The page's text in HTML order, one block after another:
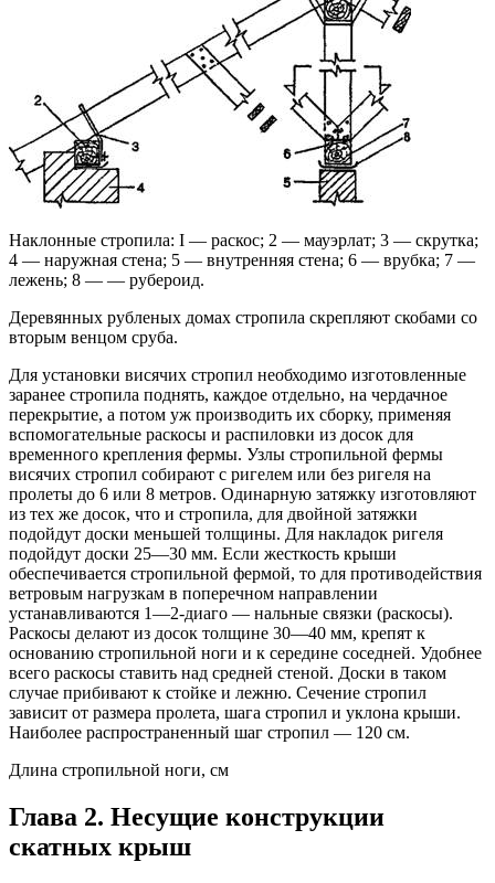
Наклонные стропила: I — раскос; 2 — мауэрлат; 3 — скрутка;
4 — наружная стена; 5 — внутренняя стена; 6 — врубка; 7 —
лежень; 8 — — рубероид.
Деревянных рубленых домах стропила скрепляют скоба­ми со
вторым венцом сруба.
Для установки висячих стропил необходимо изго­товленные
заранее стропила поднять, каждое отдельно, на чердачное
перекрытие, а потом уж производить их сборку, применяя
вспомогательные раскосы и распилов­ки из досок для
временного крепления фермы. Узлы стро­пильной фермы
висячих стропил собирают с ригелем или без ригеля на
пролеты до 6 или 8 метров. Одинар­ную затяжку изготовляют
из тех же досок, что и стропи­ла, для двойной затяжки
подойдут доски меньшей тол­щины. Для накладок ригеля
подойдут доски 25—30 мм. Если жесткость крыши
обеспечивается стропильной фермой, то для противодействия
ветровым нагрузкам в поперечном направлении
устанавливаются 1—2-диаго — нальные связки (раскосы).
Раскосы делают из досок тол­щине 30—40 мм, крепят к
основанию стропильной ноги и к середине соседней. Удобнее
всего раскосы ставить над средней стеной. Доски в таком
случае прибивают к стойке и лежню. Сечение стропил
зависит от размера пролета, шага стропил и уклона крыши.
Наиболее рас­пространенный шаг стропил — 120 см.
Длина стропильной ноги, см
Глава 2. Несущие конструкции
скатных крыш